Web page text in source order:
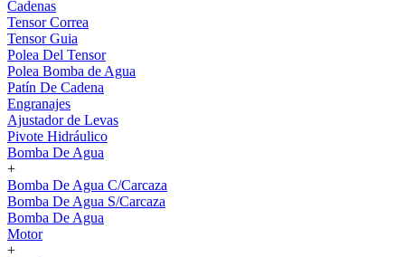
Cadenas
Tensor Correa
Tensor Guia
Polea Del Tensor
Polea Bomba de Agua
Patín De Cadena
Engranajes
Ajustador de Levas
Pivote Hidráulico
Bomba De Agua
+
Bomba De Agua C/Carcaza
Bomba De Agua S/Carcaza
Bomba De Agua
Motor
+